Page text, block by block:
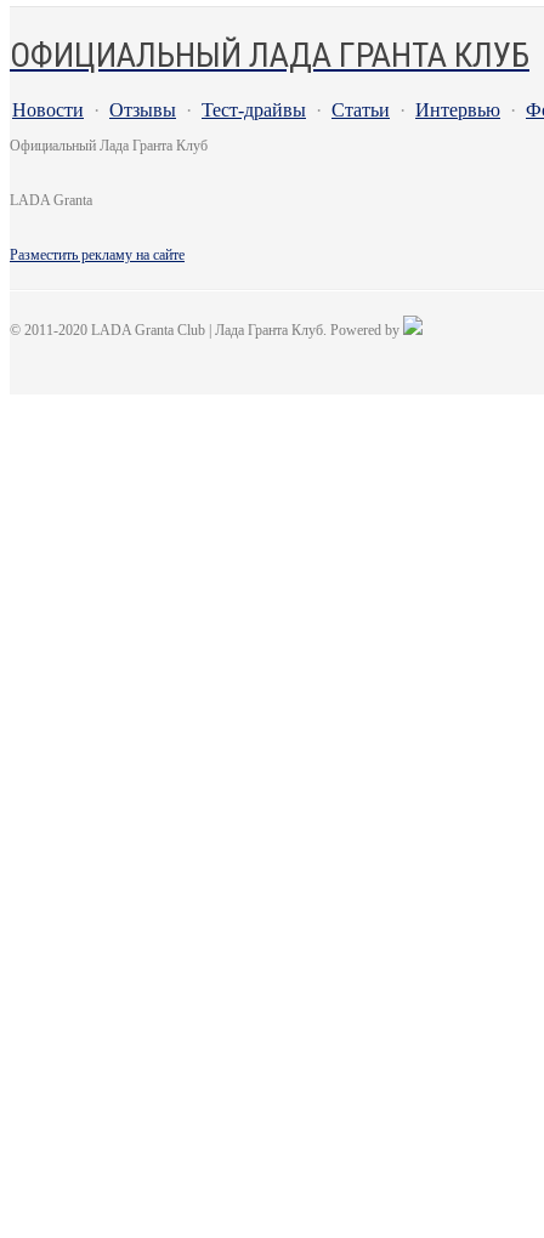
ОФИЦИАЛЬНЫЙ ЛАДА ГРАНТА КЛУБ
Новости · Отзывы · Тест-драйвы · Статьи · Интервью ·
Официальный Лада Гранта Клуб
LADA Granta
Разместить рекламу на сайте
© 2011-2020 LADA Granta Club | Лада Гранта Клуб. Powered by